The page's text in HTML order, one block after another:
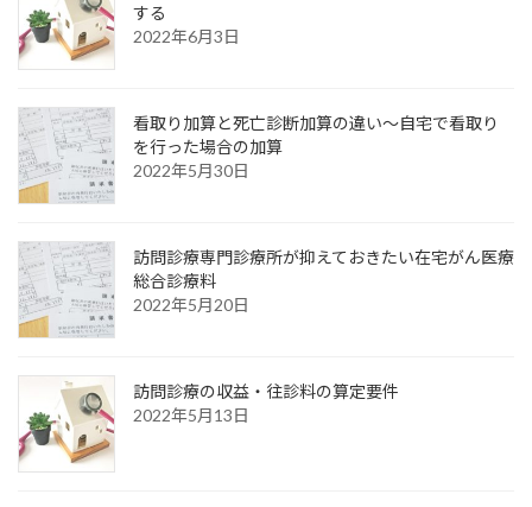
する
2022年6月3日
看取り加算と死亡診断加算の違い〜自宅で看取り
を行った場合の加算
2022年5月30日
訪問診療専門診療所が抑えておきたい在宅がん医療
総合診療料
2022年5月20日
訪問診療の収益・往診料の算定要件
2022年5月13日